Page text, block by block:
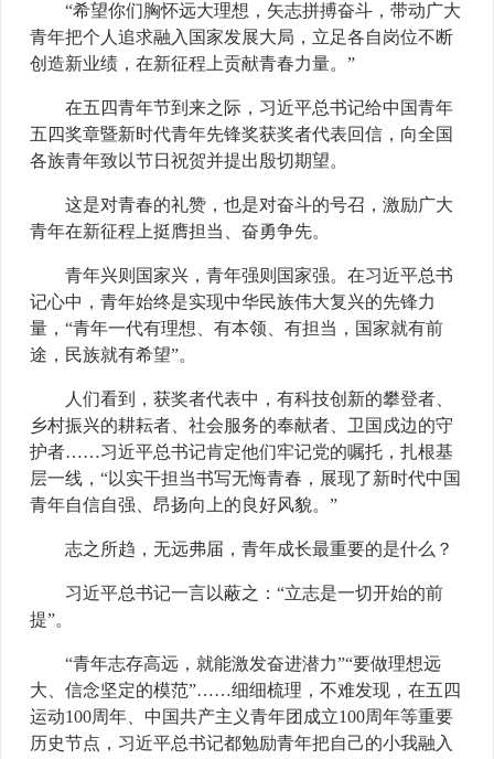
“希望你们胸怀远大理想，矢志拼搏奋斗，带动广大
青年把个人追求融入国家发展大局，立足各自岗位不断
创造新业绩，在新征程上贡献青春力量。”
在五四青年节到来之际，习近平总书记给中国青年
五四奖章暨新时代青年先锋奖获奖者代表回信，向全国
各族青年致以节日祝贺并提出殷切期望。
这是对青春的礼赞，也是对奋斗的号召，激励广大
青年在新征程上挺膺担当、奋勇争先。
青年兴则国家兴，青年强则国家强。在习近平总书
记心中，青年始终是实现中华民族伟大复兴的先锋力
量，“青年一代有理想、有本领、有担当，国家就有前
途，民族就有希望”。
人们看到，获奖者代表中，有科技创新的攀登者、
乡村振兴的耕耘者、社会服务的奉献者、卫国戍边的守
护者……习近平总书记肯定他们牢记党的嘱托，扎根基
层一线，“以实干担当书写无悔青春，展现了新时代中国
青年自信自强、昂扬向上的良好风貌。”
志之所趋，无远弗届，青年成长最重要的是什么？
习近平总书记一言以蔽之：“立志是一切开始的前
提”。
“青年志存高远，就能激发奋进潜力”“要做理想远
大、信念坚定的模范”……细细梳理，不难发现，在五四
运动100周年、中国共产主义青年团成立100周年等重要
历史节点，习近平总书记都勉励青年把自己的小我融入